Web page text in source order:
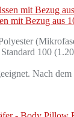
mit Bezug
100
Nach